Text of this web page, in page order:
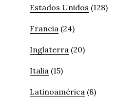
Estados Unidos (128)
Francia (24)
Inglaterra (20)
Italia (15)
Latinoamérica (8)